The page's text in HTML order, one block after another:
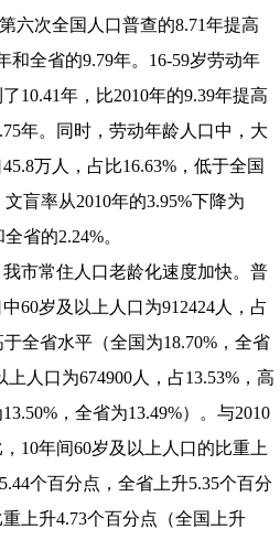
六次全国人口普查的8.71年提高
和全省的9.79年。16-59岁劳动年
10.41年，比2010年的9.39年提高
年。同时，劳动年龄人口中，大
万人，占比16.63%，低于全国
盲率从2010年的3.95%下降为
省的2.24%。
市常住人口老龄化速度加快。普
60岁及以上人口为912424人，占
全省水平（全国为18.70%，全省
上人口为674900人，占13.53%，高
，全省为13.49%）。与2010
10年间60岁及以上人口的比重上
个百分点，全省上升5.35个百分
上升4.73个百分点（全国上升